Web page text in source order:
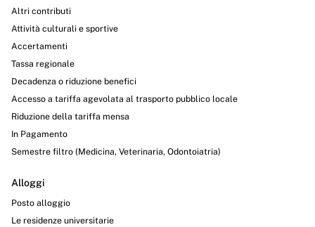
Altri contributi
Attività culturali e sportive
Accertamenti
Tassa regionale
Decadenza o riduzione benefici
Accesso a tariffa agevolata al trasporto pubblico locale
Riduzione della tariffa mensa
In Pagamento
Semestre filtro (Medicina, Veterinaria, Odontoiatria)
Alloggi
Posto alloggio
Le residenze universitarie